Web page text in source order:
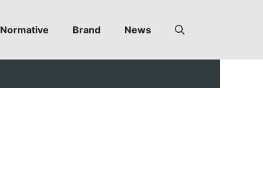
Normative Brand News